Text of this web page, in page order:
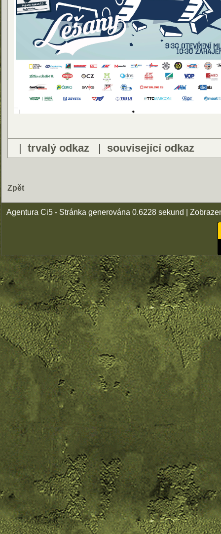
| trvalý odkaz | související odkaz
Zpět
Agentura Ci5 - Stránka generována 0.6228 sekund |